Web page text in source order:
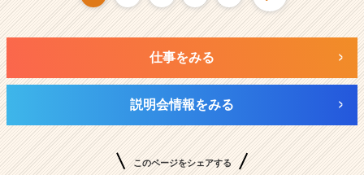
仕事をみる
説明会情報をみる
このページをシェアする